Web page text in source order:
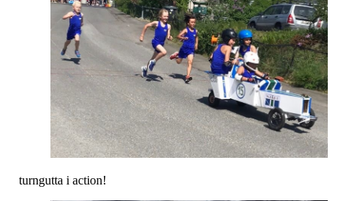
turngutta i action!